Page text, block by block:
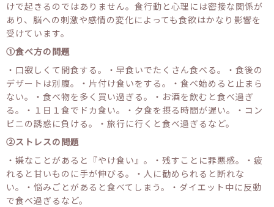
けで起きるのではありません。食行動と心理には密接な関係が
あり、脳への刺激や感情の変化によっても食欲はかなり影響を
受けています。
①食べ方の問題
・口寂しくて間食する。・早食いでたくさん食べる。・食後の
デザートは別腹。・片付け食いをする。・食べ始めると止まら
ない。・食べ物を多く買い過ぎる。・お酒を飲むと食べ過ぎ
る。・１日１食でドカ食い。・夕食を摂る時間が遅い。・コン
ビニの誘惑に負ける。・旅行に行くと食べ過ぎるなど。
②ストレスの問題
・嫌なことがあると『やけ食い』。・残すことに罪悪感。・疲
れると甘いものに手が伸びる。・人に勧められると断れな
い。・悩みごとがあると食べてしまう。・ダイエット中に反動
で食べ過ぎるなど。